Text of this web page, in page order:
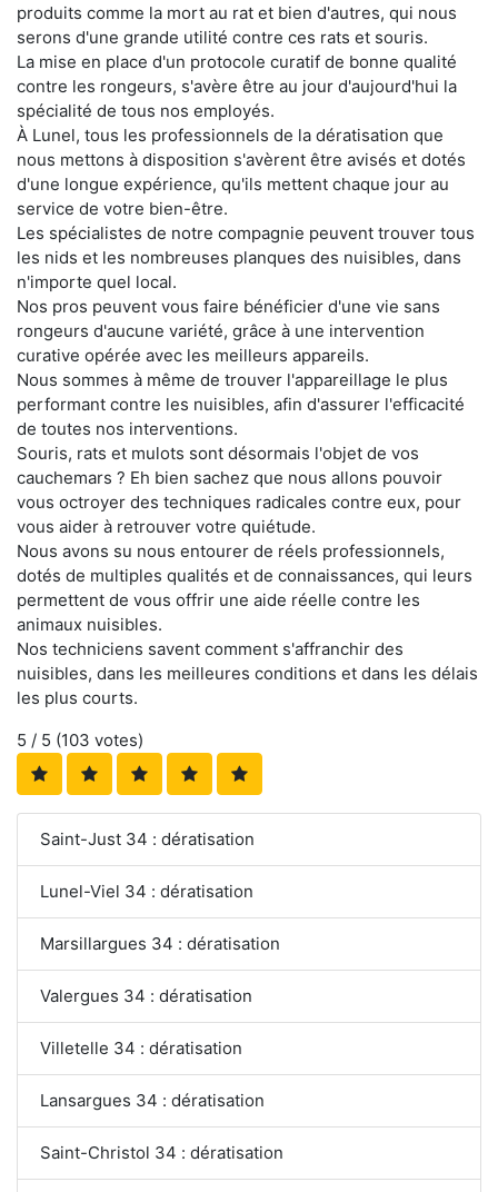
produits comme la mort au rat et bien d'autres, qui nous
serons d'une grande utilité contre ces rats et souris.
La mise en place d'un protocole curatif de bonne qualité
contre les rongeurs, s'avère être au jour d'aujourd'hui la
spécialité de tous nos employés.
À Lunel, tous les professionnels de la dératisation que
nous mettons à disposition s'avèrent être avisés et dotés
d'une longue expérience, qu'ils mettent chaque jour au
service de votre bien-être.
Les spécialistes de notre compagnie peuvent trouver tous
les nids et les nombreuses planques des nuisibles, dans
n'importe quel local.
Nos pros peuvent vous faire bénéficier d'une vie sans
rongeurs d'aucune variété, grâce à une intervention
curative opérée avec les meilleurs appareils.
Nous sommes à même de trouver l'appareillage le plus
performant contre les nuisibles, afin d'assurer l'efficacité
de toutes nos interventions.
Souris, rats et mulots sont désormais l'objet de vos
cauchemars ? Eh bien sachez que nous allons pouvoir
vous octroyer des techniques radicales contre eux, pour
vous aider à retrouver votre quiétude.
Nous avons su nous entourer de réels professionnels,
dotés de multiples qualités et de connaissances, qui leurs
permettent de vous offrir une aide réelle contre les
animaux nuisibles.
Nos techniciens savent comment s'affranchir des
nuisibles, dans les meilleures conditions et dans les délais
les plus courts.
5 / 5 (103 votes)
Saint-Just 34 : dératisation
Lunel-Viel 34 : dératisation
Marsillargues 34 : dératisation
Valergues 34 : dératisation
Villetelle 34 : dératisation
Lansargues 34 : dératisation
Saint-Christol 34 : dératisation